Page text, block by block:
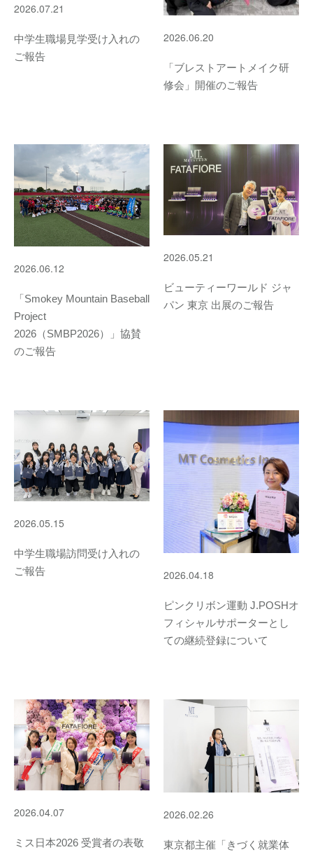
2026.07.21
中学生職場見学受け入れの
ご報告
2026.06.20
「ブレストアートメイク研
修会」開催のご報告
2026.06.12
「Smokey Mountain Baseball
Project
2026（SMBP2026）」協賛
のご報告
2026.05.21
ビューティーワールド ジャ
パン 東京 出展のご報告
2026.05.15
中学生職場訪問受け入れの
ご報告
2026.04.18
ピンクリボン運動 J.POSHオ
フィシャルサポーターとし
ての継続登録について
2026.04.07
ミス日本2026 受賞者の表敬
2026.02.26
東京都主催「きづく就業体